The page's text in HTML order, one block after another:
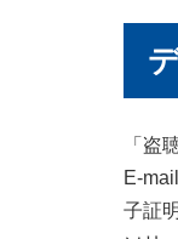
「盗
E-
子証